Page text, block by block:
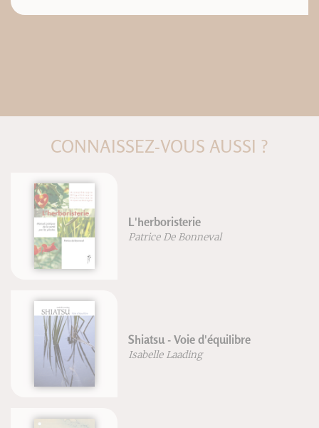
CONNAISSEZ-VOUS AUSSI ?
la théorie à la pratique
Vincent Martin
Structure de la connaissance
Jean-François Froger
Robert Lutz